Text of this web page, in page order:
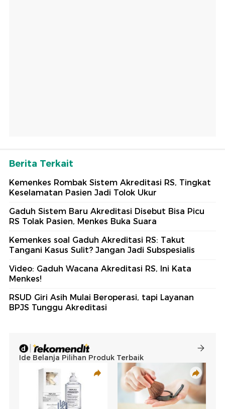
Berita Terkait
Kemenkes Rombak Sistem Akreditasi RS, Tingkat
Keselamatan Pasien Jadi Tolok Ukur
Gaduh Sistem Baru Akreditasi Disebut Bisa Picu
RS Tolak Pasien, Menkes Buka Suara
Kemenkes soal Gaduh Akreditasi RS: Takut
Tangani Kasus Sulit? Jangan Jadi Subspesialis
Video: Gaduh Wacana Akreditasi RS, Ini Kata
Menkes!
RSUD Giri Asih Mulai Beroperasi, tapi Layanan
BPJS Tunggu Akreditasi